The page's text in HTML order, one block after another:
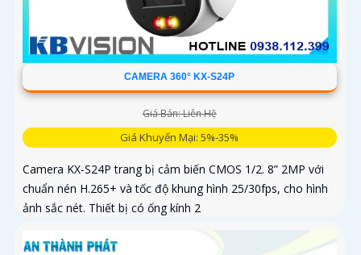
CAMERA 360° KX-S24P
Giá Bán: Liên Hệ
Giá Khuyến Mại: 5%-35%
Camera KX-S24P trang bị cảm biến CMOS 1/2. 8” 2MP với
chuẩn nén H.265+ và tốc độ khung hình 25/30fps, cho hình
ảnh sắc nét. Thiết bị có ống kính 2